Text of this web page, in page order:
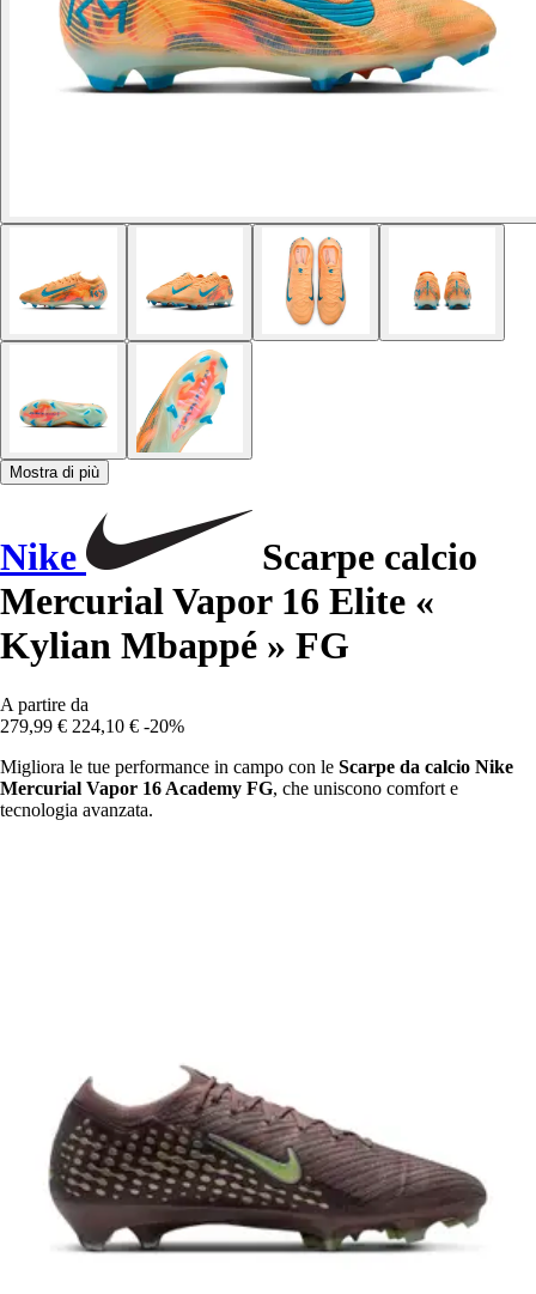
Mostra di più
Nike
Scarpe calcio
Mercurial Vapor 16 Elite «
Kylian Mbappé » FG
A partire da
279,99 € 224,10 € -20%
Migliora le tue performance in campo con le Scarpe da calcio Nike
Mercurial Vapor 16 Academy FG, che uniscono comfort e
tecnologia avanzata.